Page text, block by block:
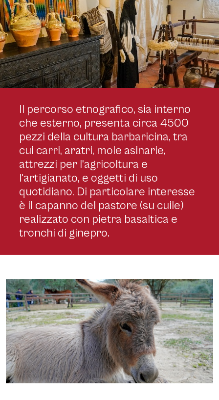
Dorgali, parco museo S'Abba Frisca. Sala espositiva - CC BY 2.0 Allie Caulfield
- flickr.com - https://www.flickr.com/photos/wm_archiv/52855641814/
Il percorso etnografico, sia interno
che esterno, presenta circa 4500
pezzi della cultura barbaricina, tra
cui carri, aratri, mole asinarie,
attrezzi per l'agricoltura e
l'artigianato, e oggetti di uso
quotidiano. Di particolare interesse
è il capanno del pastore (su cuile)
realizzato con pietra basaltica e
tronchi di ginepro.